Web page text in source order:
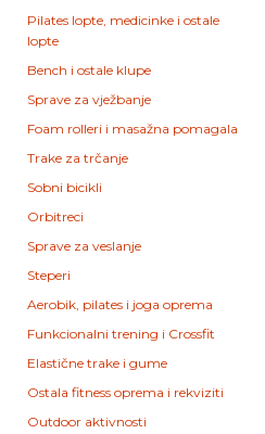
Pilates lopte, medicinke i ostale
lopte
Bench i ostale klupe
Sprave za vježbanje
Foam rolleri i masažna pomagala
Trake za trčanje
Sobni bicikli
Orbitreci
Sprave za veslanje
Steperi
Aerobik, pilates i joga oprema
Funkcionalni trening i Crossfit
Elastične trake i gume
Ostala fitness oprema i rekviziti
Outdoor aktivnosti